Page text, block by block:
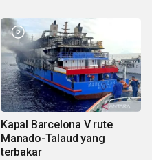
Kapal Barcelona V rute
Manado-Talaud yang
terbakar